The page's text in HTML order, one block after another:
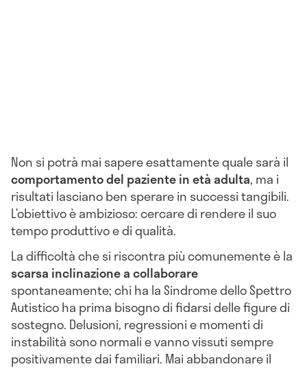
Non si potrà mai sapere esattamente quale sarà il
comportamento del paziente in età adulta, ma i
risultati lasciano ben sperare in successi tangibili.
L’obiettivo è ambizioso: cercare di rendere il suo
tempo produttivo e di qualità.
La difficoltà che si riscontra più comunemente è la
scarsa inclinazione a collaborare
spontaneamente; chi ha la Sindrome dello Spettro
Autistico ha prima bisogno di fidarsi delle figure di
sostegno. Delusioni, regressioni e momenti di
instabilità sono normali e vanno vissuti sempre
positivamente dai familiari. Mai abbandonare il